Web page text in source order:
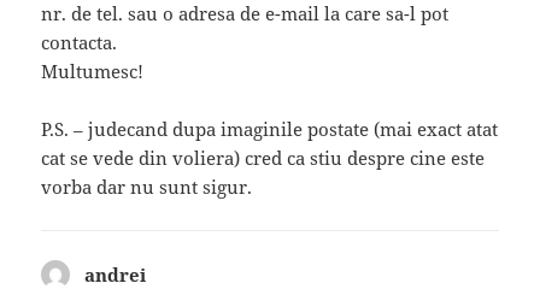
nr. de tel. sau o adresa de e-mail la care sa-l pot
contacta.
Multumesc!
P.S. – judecand dupa imaginile postate (mai exact atat
cat se vede din voliera) cred ca stiu despre cine este
vorba dar nu sunt sigur.
andrei